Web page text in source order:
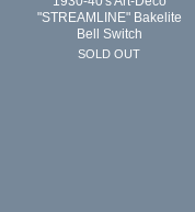
"STREAMLINE" Bakelite
Bell Switch
SOLD OUT